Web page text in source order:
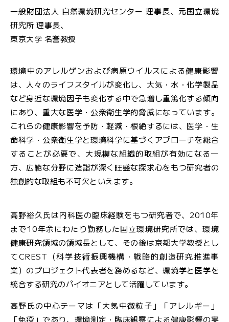
一般財団法人 自然環境研究センター 理事長、元国立環境
研究所 理事長、
東京大学 名誉教授
環境中のアレルゲンおよび病原ウイルスによる健康影響
は、人々のライフスタイルが変化し、大気・水・化学製品
など身近な環境因子も変化する中で急増し重篤化する傾向
にあり、重大な医学・公衆衛生学的脅威になっています。
これらの健康影響を予防・軽減・根絶するには、医学・生
命科学・公衆衛生学と環境科学に基づくアプローチを総合
することが必要で、大規模な組織的取組が有効になる一
方、広範な分野に造詣が深く旺盛な探求心をもつ研究者の
独創的な取組も不可欠といえます。
高野裕久氏は内科医の臨床経験をもつ研究者で、2010年
まで10年余にわたり勤務した国立環境研究所では、環境
健康研究領域の領域長として、その後は京都大学教授とし
てCREST（科学技術振興機構・戦略的創造研究推進事
業）のプロジェクト代表者を務めるなど、環境学と医学を
統合する研究のパイオニアとして活躍しています。
高野氏の中心テーマは「大気中微粒子」「アレルギー」
「免疫」であり、環境測定・臨床観察による健康影響の実